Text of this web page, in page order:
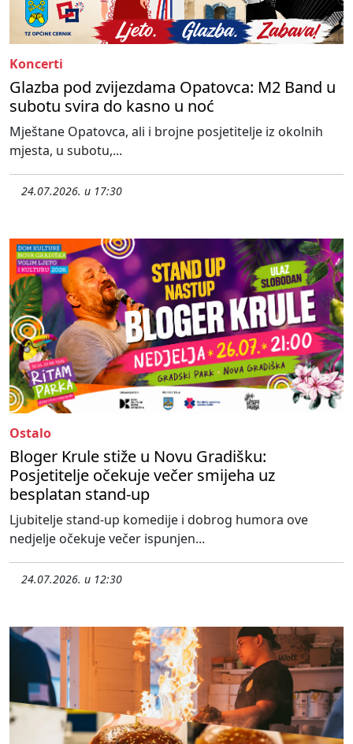
Koncerti
Glazba pod zvijezdama Opatovca: M2 Band u
subotu svira do kasno u noć
Mještane Opatovca, ali i brojne posjetitelje iz okolnih
mjesta, u subotu,...
24.07.2026. u 17:30
Ostalo
Bloger Krule stiže u Novu Gradišku:
Posjetitelje očekuje večer smijeha uz
besplatan stand-up
Ljubitelje stand-up komedije i dobrog humora ove
nedjelje očekuje večer ispunjen...
24.07.2026. u 12:30